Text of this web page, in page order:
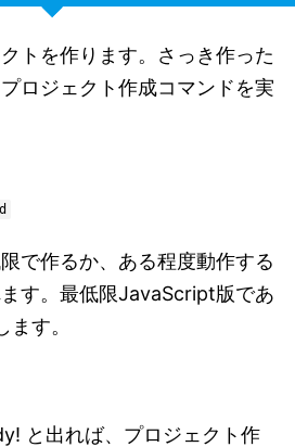
トを作ります。さっき作った
ロジェクト作成コマンドを実
で作るか、ある程度動作する
す。最低限JavaScript版であ
す。
と出れば、プロジェクト作